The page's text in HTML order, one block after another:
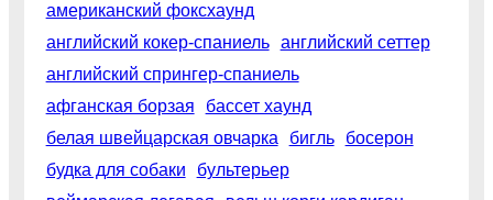
американский фоксхаунд
английский кокер-спаниель
английский сеттер
английский спрингер-спаниель
афганская борзая
бассет хаунд
белая швейцарская овчарка
бигль
босерон
будка для собаки
бультерьер